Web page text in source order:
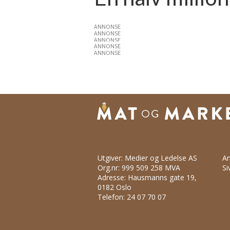
ANNONSE
ANNONSE
ANNONSE
ANNONSE
ANNONSE
Utgiver: Medier og Ledelse AS
Org.nr: 999 509 258 MVA
Adresse: Hausmanns gate 19,
0182 Oslo
Telefon: 24 07 70 07